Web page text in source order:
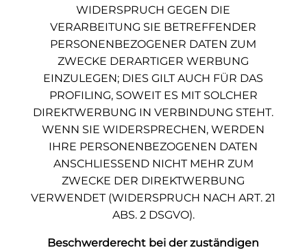
WIDERSPRUCH GEGEN DIE
VERARBEITUNG SIE BETREFFENDER
PERSONENBEZOGENER DATEN ZUM
ZWECKE DERARTIGER WERBUNG
EINZULEGEN; DIES GILT AUCH FÜR DAS
PROFILING, SOWEIT ES MIT SOLCHER
DIREKTWERBUNG IN VERBINDUNG STEHT.
WENN SIE WIDERSPRECHEN, WERDEN
IHRE PERSONENBEZOGENEN DATEN
ANSCHLIESSEND NICHT MEHR ZUM
ZWECKE DER DIREKTWERBUNG
VERWENDET (WIDERSPRUCH NACH ART. 21
ABS. 2 DSGVO).
Beschwerde­recht bei der zuständigen